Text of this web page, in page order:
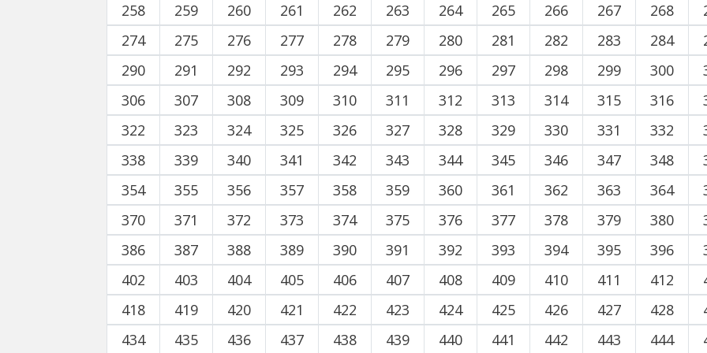
258 259 260 261 262 263 264 265 266 267 268
274
275 276 277 278 279 280 281 282 283 284
290
291 292 293 294 295 296 297 298 299 300
306
307 308 309 310 311 312 313 314 315 316
322
323 324 325 326 327 328 329 330 331 332
338
339 340 341 342 343 344 345 346 347 348
354
355 356 357 358 359 360 361 362 363 364
370
371 372 373 374 375 376 377 378 379 380
386
387 388 389 390 391 392 393 394 395 396
402
403 404 405 406 407 408 409 410 411 412
418
419 420 421 422 423 424 425 426 427 428
434
435 436 437 438 439 440 441 442 443 444